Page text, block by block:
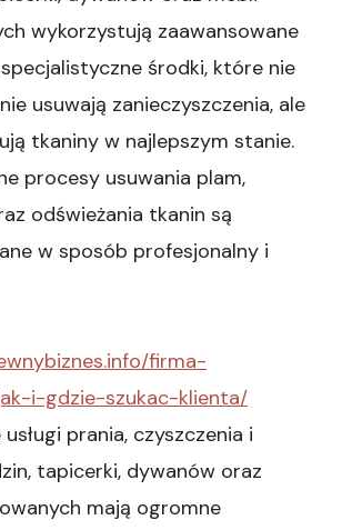
wykorzystują zaawansowane
środki, które nie
usuwają zanieczyszczenia, ale
tkaniny w najlepszym stanie.
procesy usuwania plam,
odświeżania tkanin są
w sposób profesjonalny i
firma-
i-gdzie-szukac-klienta/
prania, czyszczenia i
tapicerki, dywanów oraz
mają ogromne